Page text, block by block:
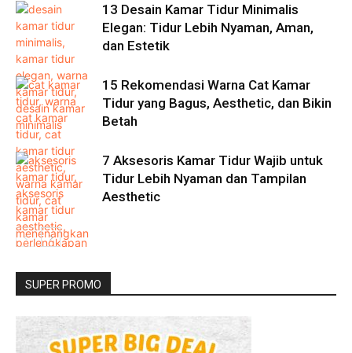
13 Desain Kamar Tidur Minimalis
Elegan: Tidur Lebih Nyaman, Aman,
dan Estetik
15 Rekomendasi Warna Cat Kamar
Tidur yang Bagus, Aesthetic, dan Bikin
Betah
7 Aksesoris Kamar Tidur Wajib untuk
Tidur Lebih Nyaman dan Tampilan
Aesthetic
SUPER PROMO